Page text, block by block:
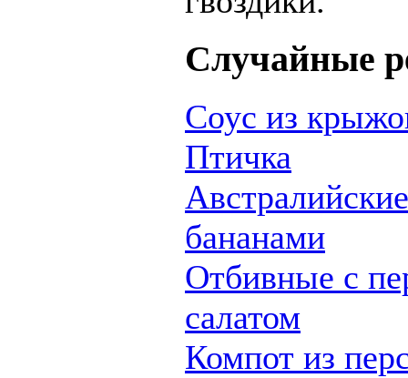
Случайные
Соус из
Птичка
бананами
Отбивные с
салатом
Компот из